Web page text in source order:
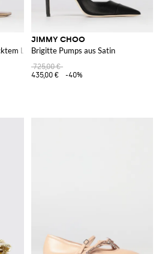
Logo
JIMMY CHOO
Brigitte Pumps aus Satin
725,00 €
435,00 €
-40%